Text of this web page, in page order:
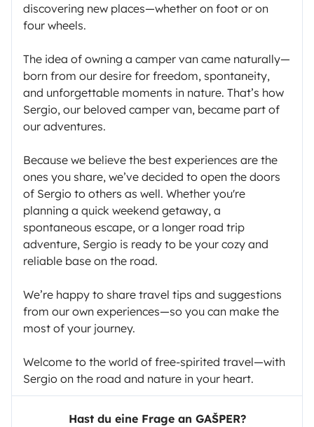
discovering new places—whether on foot or on
four wheels.
The idea of owning a camper van came naturally—
born from our desire for freedom, spontaneity,
and unforgettable moments in nature. That’s how
Sergio, our beloved camper van, became part of
our adventures.
Because we believe the best experiences are the
ones you share, we’ve decided to open the doors
of Sergio to others as well. Whether you're
planning a quick weekend getaway, a
spontaneous escape, or a longer road trip
adventure, Sergio is ready to be your cozy and
reliable base on the road.
We’re happy to share travel tips and suggestions
from our own experiences—so you can make the
most of your journey.
Welcome to the world of free-spirited travel—with
Sergio on the road and nature in your heart.
Hast du eine Frage an GAŠPER?